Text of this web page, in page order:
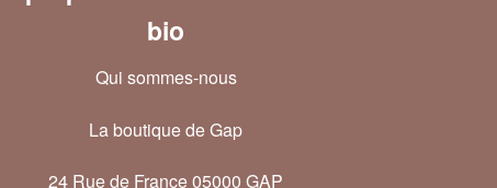
bio
Qui sommes-nous
La boutique de Gap
24 Rue de France 05000 GAP